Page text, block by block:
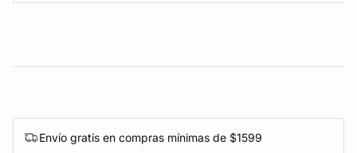
Envío gratis en compras mínimas de $1599